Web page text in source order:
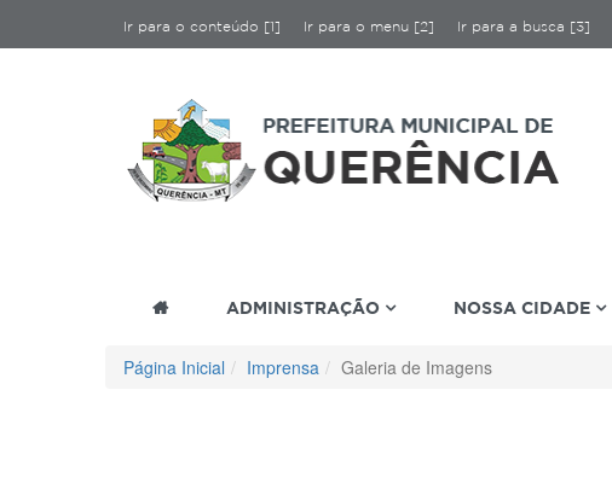
Ir para o conteúdo [1] Ir para o menu [2] Ir para a busca [3]
ADMINISTRAÇÃO NOSSA CIDADE
Página Inicial Imprensa Galeria de Imagens